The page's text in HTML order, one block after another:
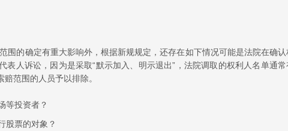
围的确定有重大影响外，根据新规规定，还存在如下情况可能是法院在确认
表人诉讼，因为是采取“默示加入、明示退出”，法院调取的权利人名单通常
范围的人员予以排除。
等投资者？
股票的对象？